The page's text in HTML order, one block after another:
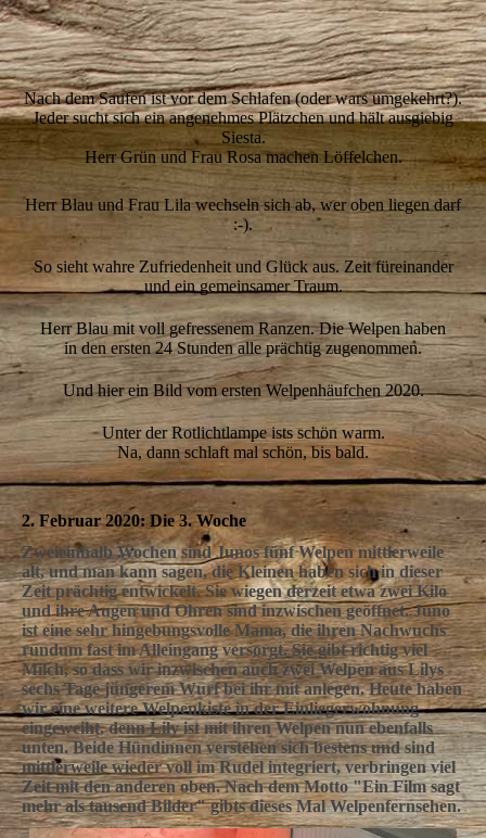
15
Nach dem Saufen ist vor dem Schlafen (oder wars umgekehrt?).
Jeder sucht sich ein angenehmes Plätzchen und hält ausgiebig
Siesta.
Herr Grün und Frau Rosa machen Löffelchen.
Herr Blau und Frau Lila wechseln sich ab, wer oben liegen darf
:-).
So sieht wahre Zufriedenheit und Glück aus. Zeit füreinander
und ein gemeinsamer Traum.
Herr Blau mit voll gefressenem Ranzen. Die Welpen haben
in den ersten 24 Stunden alle prächtig zugenommen.
Und hier ein Bild vom ersten Welpenhäufchen 2020.
Unter der Rotlichtlampe ists schön warm.
Na, dann schlaft mal schön, bis bald.
2. Februar 2020: Die 3. Woche
Zweieinhalb Wochen sind Junos fünf Welpen mittlerweile
alt, und man kann sagen, die Kleinen haben sich in dieser
Zeit prächtig entwickelt.Sie wiegen derzeit etwa zwei Kilo
und ihre Augen und Ohren sind inzwischen geöffnet.Juno
ist eine sehr hingebungsvolle Mama, die ihren Nachwuchs
rundum fast im Alleingang versorgt. Sie gibt richtig viel
Milch, so dass wir inzwischen auch zwei Welpen aus Lilys
sechs Tage jüngerem Wurf bei ihr mit anlegen. Heute haben
wir eine weitere Welpenkiste in der Einliegerwohnung
eingeweiht, denn Lily ist mit ihren Welpen nun ebenfalls
unten. Beide Hündinnen verstehen sich bestens und sind
mittlerweile wieder voll im Rudel integriert, verbringen viel
Zeit mit den anderen oben. Nach dem Motto "Ein Film sagt
mehr als tausend Bilder" gibts dieses Mal Welpenfernsehen.